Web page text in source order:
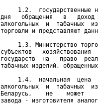
1.2.  государственные
дня   обращения   в   доход
алкогольных  и  табачных
торговли и представляют
1.3. Министерство
субъектов
государств  на   право
табачных изделий,
1.4.  начальная  цена
алкогольных  и  табачных
Беларусь,    не    может
завода - изготовителя